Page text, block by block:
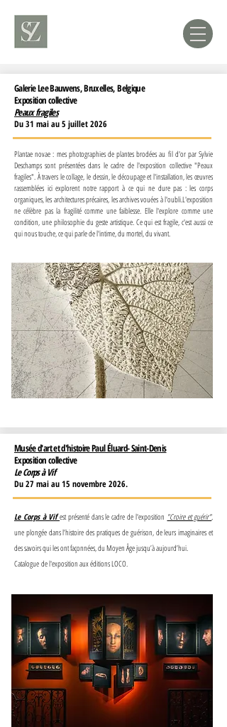
Galerie Lee Bauwens, Bruxelles, Belgique
Exposition collective
Peaux fragiles
Du 31 mai au 5 juillet 2026
Plantae novae : mes photographies de plantes brodées au fil d'or par Sylvie
Deschamps sont présentées dans le cadre de l'exposition collective "Peaux
fragiles". À travers le collage, le dessin, le découpage et l'installation, les œuvres
rassemblées ici explorent notre rapport à ce qui ne dure pas : les corps
organiques, les architectures précaires, les archives vouées à l'oubli.L'exposition
ne célèbre pas la fragilité comme une faiblesse. Elle l'explore comme une
condition, une philosophie du geste artistique. Ce qui est fragile, c'est aussi ce
qui nous touche, ce qui parle de l'intime, du mortel, du vivant.
Musée d'art et d'histoire Paul Éluard- Saint-Denis
Exposition collective
Le Corps à Vif
Du 27 mai au 15 novembre 2026.
Le Corps à Vifest présenté dans le cadre de l'exposition "Croire et guérir",
une plongée dans l’histoire des pratiques de guérison, de leurs imaginaires et
des savoirs qui les ont façonnées, du Moyen Âge jusqu’à aujourd’hui.
Catalogue de l'exposition aux éditions LOCO.